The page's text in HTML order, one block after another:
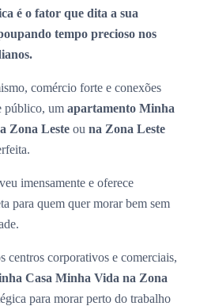
é o fator que dita a sua
tempo precioso nos
comércio forte e conexões
público, um apartamento Minha
Zona Leste ou na Zona Leste
imensamente e oferece
para quem quer morar bem sem
centros corporativos e comerciais,
Casa Minha Vida na Zona
para morar perto do trabalho